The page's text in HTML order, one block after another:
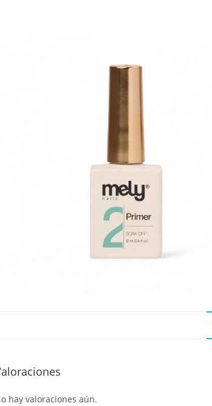
hay valoraciones aún.